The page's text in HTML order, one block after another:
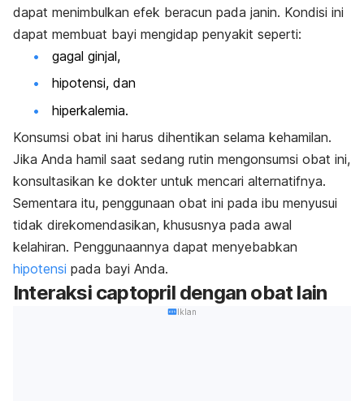
dapat menimbulkan efek beracun pada janin. Kondisi ini
dapat membuat bayi mengidap penyakit seperti:
gagal ginjal,
hipotensi, dan
hiperkalemia.
Konsumsi obat ini harus dihentikan selama kehamilan.
Jika Anda hamil saat sedang rutin mengonsumsi obat ini,
konsultasikan ke dokter untuk mencari alternatifnya.
Sementara itu, penggunaan obat ini pada ibu menyusui
tidak direkomendasikan, khususnya pada awal
kelahiran. Penggunaannya dapat menyebabkan
hipotensi pada bayi Anda.
Interaksi captoprildengan obat lain
Iklan